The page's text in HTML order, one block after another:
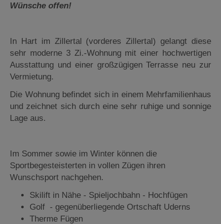
Wünsche offen!
In Hart im Zillertal (vorderes Zillertal) gelangt diese
sehr moderne 3 Zi.-Wohnung mit einer hochwertigen
Ausstattung und einer großzügigen Terrasse neu zur
Vermietung.
Die Wohnung befindet sich in einem Mehrfamilienhaus
und zeichnet sich durch eine sehr ruhige und sonnige
Lage aus.
Im Sommer sowie im Winter können die
Sportbegesteisterten in vollen Zügen ihren
Wunschsport nachgehen.
Skilift in Nähe - Spieljochbahn - Hochfügen
Golf - gegenüberliegende Ortschaft Uderns
Therme Fügen